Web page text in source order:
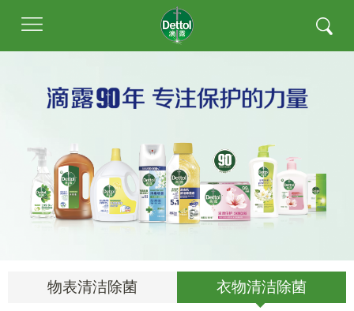
首页
产品家族
除菌方案
联系我们
物表清洁除菌 衣物清洁除菌